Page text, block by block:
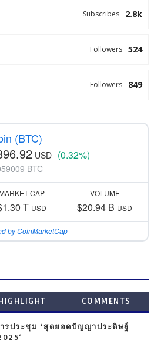
2.8k
Subscribes
524
Followers
849
Followers
(BTC)
USD (0.32%)
BTC
MARKET CAP
T USD
VOLUME
$20.94 B USD
by CoinMarketCap
HIGHLIGHT COMMENTS
รประชุม ‘สุดยอดปัญญาประดิษฐ์